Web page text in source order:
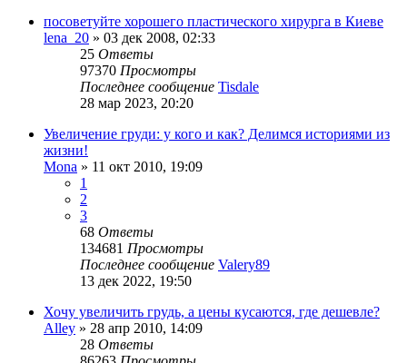
посоветуйте хорошего пластического хирурга в Киеве
lena_20 » 03 дек 2008, 02:33
25 Ответы
97370 Просмотры
Последнее сообщение Tisdale
28 мар 2023, 20:20
Увеличение груди: у кого и как? Делимся историями из
жизни!
Mona » 11 окт 2010, 19:09
1
2
3
68 Ответы
134681 Просмотры
Последнее сообщение Valery89
13 дек 2022, 19:50
Хочу увеличить грудь, а цены кусаются, где дешевле?
Alley » 28 апр 2010, 14:09
28 Ответы